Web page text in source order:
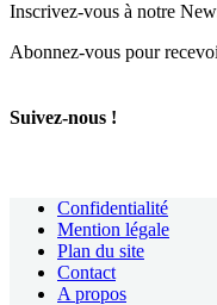
Inscrivez-vous à notre
Abonnez-vous pour
Suivez-nous !
Confidentialité
Mention légale
Plan du site
Contact
A propos